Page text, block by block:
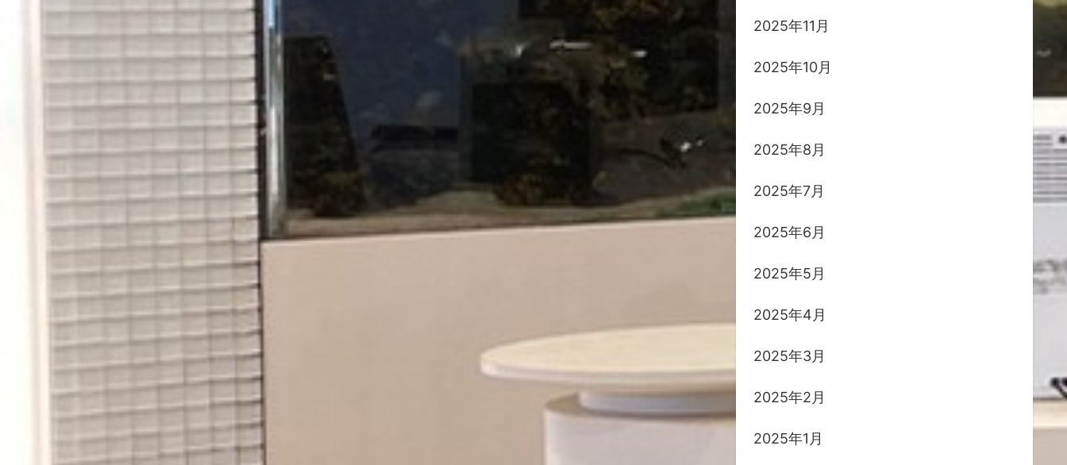
2025年11月
2025年10月
2025年9月
2025年8月
2025年7月
2025年6月
2025年5月
2025年4月
2025年3月
2025年2月
2025年1月